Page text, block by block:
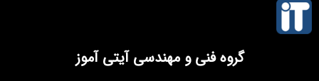
گروه فنی و مهندسی آیتی آموز